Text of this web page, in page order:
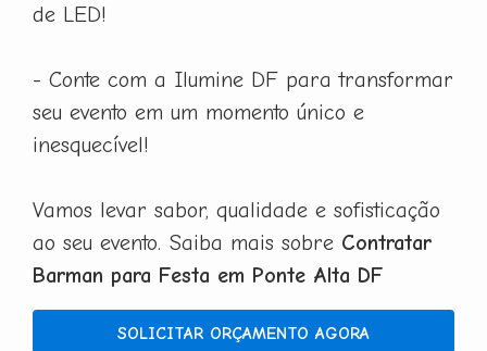
de LED!
- Conte com a Ilumine DF para transformar
seu evento em um momento único e
inesquecível!
Vamos levar sabor, qualidade e sofisticação
ao seu evento. Saiba mais sobre Contratar
Barman para Festa em Ponte Alta DF
SOLICITAR ORÇAMENTO AGORA